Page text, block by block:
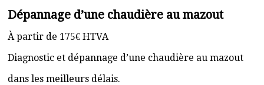
Dépannage d’une chaudière au mazout
À partir de 175€ HTVA
Diagnostic et dépannage d’une chaudière au mazout
dans les meilleurs délais.